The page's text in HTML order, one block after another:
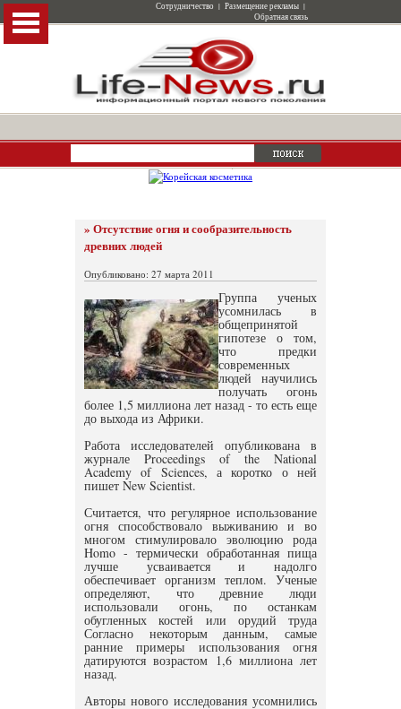
Сотрудничество | Размещение рекламы |
Обратная связь
» Отсутствие огня и сообразительность
древних людей
Опубликовано: 27 марта 2011
Группа ученых
усомнилась в
общепринятой
гипотезе о том,
что предки
современных
людей научились
получать огонь
более 1,5 миллиона лет назад - то есть еще
до выхода из Африки.
Работа исследователей опубликована в
журнале Proceedings of the National
Academy of Sciences, а коротко о ней
пишет New Scientist.
Считается, что регулярное использование
огня способствовало выживанию и во
многом стимулировало эволюцию рода
Homo - термически обработанная пища
лучше усваивается и надолго
обеспечивает организм теплом. Ученые
определяют, что древние люди
использовали огонь, по останкам
обугленных костей или орудий труда
Согласно некоторым данным, самые
ранние примеры использования огня
датируются возрастом 1,6 миллиона лет
назад.
Авторы нового исследования усомнились